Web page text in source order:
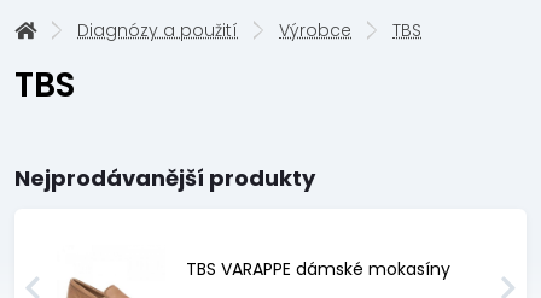
Diagnózy a použití Výrobce TBS
TBS
Nejprodávanější produkty
TBS VARAPPE dámské mokasíny